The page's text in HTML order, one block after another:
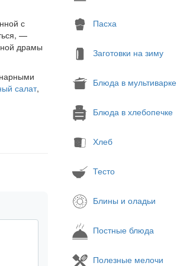
с
—
драмы
салат,
Пасха
Заготовки на зиму
Блюда в мультиварке
Блюда в хлебопечке
Хлеб
Тесто
Блины и оладьи
Постные блюда
Полезные мелочи